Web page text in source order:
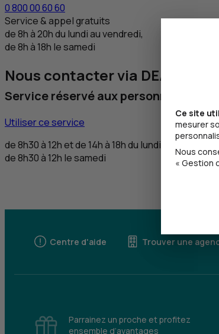
0 800 00 60 60
Service & appel gratuits
de 8h à 20h du lundi au vendredi,
de 8h à 18h le samedi
Nous contacter via DEAFI
Service réservé aux personnes
Utiliser ce service
de 8h30 à 12h et de 14h à 18h du lundi au vendredi,
de 8h30 à 12h le samedi
Centre d'aide Trouver une
Parrainez un proche et profitez
ensemble d’avantages
Ce site
mesurer
Nous
« Gestion